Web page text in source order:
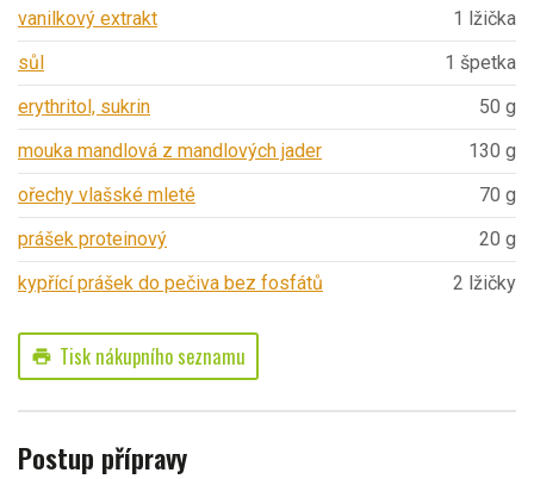
vanilkový extrakt
1 lžička
sůl
1 špetka
erythritol, sukrin
50 g
mouka mandlová z mandlových jader
130 g
ořechy vlašské mleté
70 g
prášek proteinový
20 g
kypřící prášek do pečiva bez fosfátů
2 lžičky
print Tisk nákupního seznamu
Postup přípravy